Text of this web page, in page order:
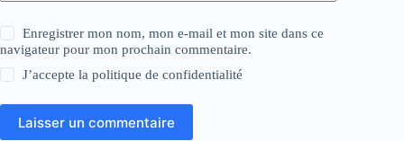
Enregistrer mon nom, mon e-mail et mon site dans ce
navigateur pour mon prochain commentaire.
J’accepte lapolitique de confidentialité
Laisser un commentaire